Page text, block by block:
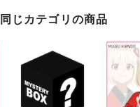
同じカテゴリの商品